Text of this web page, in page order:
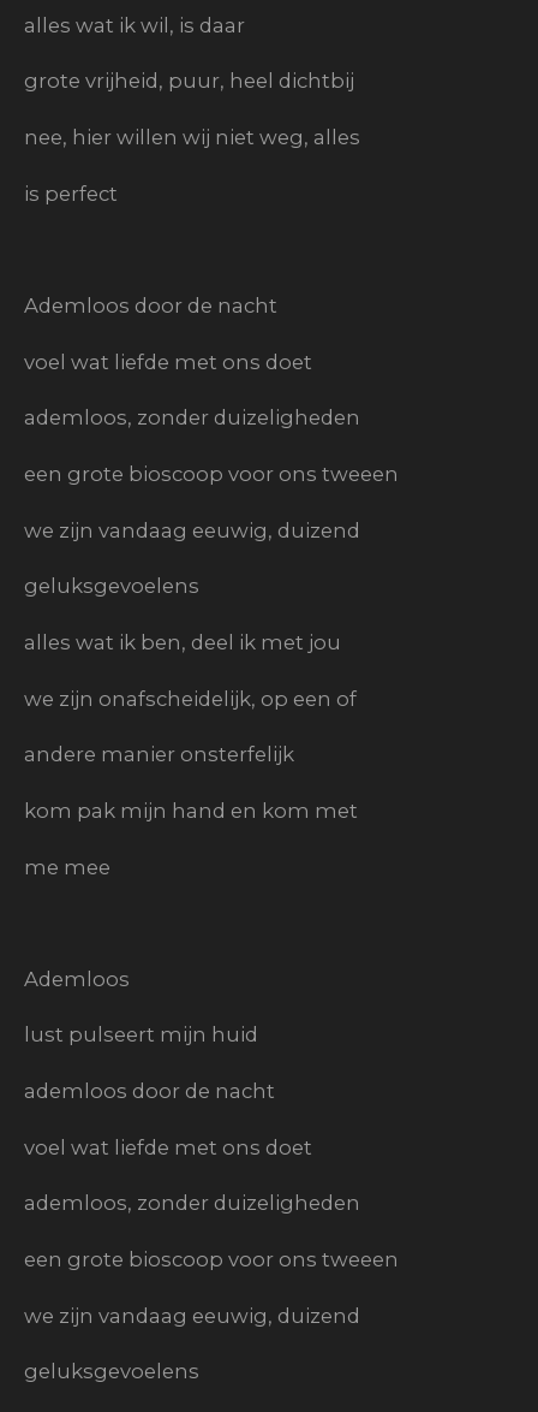
alles wat ik wil, is daar
grote vrijheid, puur, heel dichtbij
nee, hier willen wij niet weg, alles
is perfect
Ademloos door de nacht
voel wat liefde met ons doet
ademloos, zonder duizeligheden
een grote bioscoop voor ons tweeen
we zijn vandaag eeuwig, duizend
geluksgevoelens
alles wat ik ben, deel ik met jou
we zijn onafscheidelijk, op een of
andere manier onsterfelijk
kom pak mijn hand en kom met
me mee
Ademloos
lust pulseert mijn huid
ademloos door de nacht
voel wat liefde met ons doet
ademloos, zonder duizeligheden
een grote bioscoop voor ons tweeen
we zijn vandaag eeuwig, duizend
geluksgevoelens